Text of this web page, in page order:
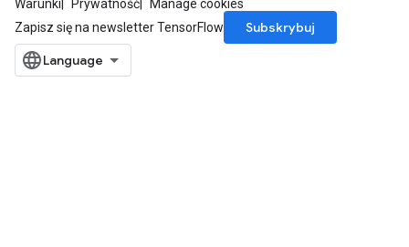
Warunki Prywatność
Manage cookies
Zapisz się na newsletter TensorFlow
Subskrybuj